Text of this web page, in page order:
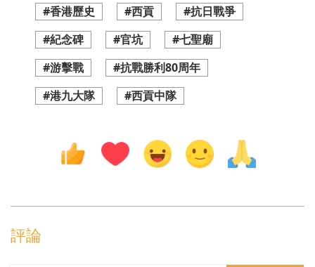
#香港歷史 #西貢
#抗日戰爭
#紀念碑
#官坑
#七聖廟
#游擊戰
#抗戰勝利80周年
#港九大隊
#西貢中隊
評論